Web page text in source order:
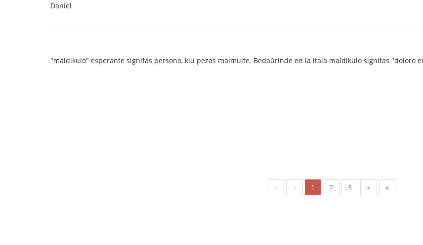
Daniel
"maldikulo" esperante signifas persono, kiu pezas malmulte. Bedaŭrinde en la itala maldikulo signifas "doloro
« < 1 2 3 > »